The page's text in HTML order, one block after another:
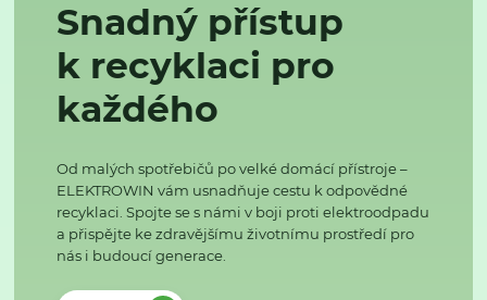
Snadný přístup
k recyklaci pro
každého
Od malých spotřebičů po velké domácí přístroje –
ELEKTROWIN vám usnadňuje cestu k odpovědné
recyklaci. Spojte se s námi v boji proti elektroodpadu
a přispějte ke zdravějšímu životnímu prostředí pro
nás i budoucí generace.